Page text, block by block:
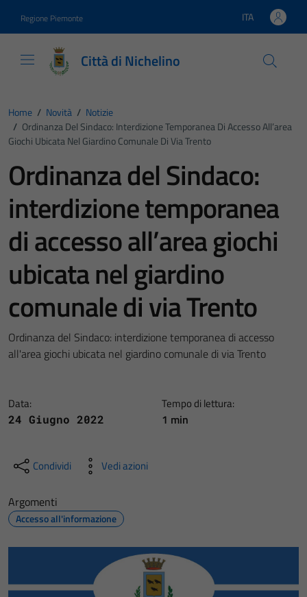
Regione Piemonte Lingua attiva:
ITA
Città di Nichelino
Home / Novità / Notizie
/ Ordinanza Del Sindaco: Interdizione Temporanea Di Accesso All’area
Giochi Ubicata Nel Giardino Comunale Di Via Trento
Ordinanza del Sindaco:
interdizione temporanea
di accesso all’area giochi
ubicata nel giardino
comunale di via Trento
Ordinanza del Sindaco: interdizione temporanea di accesso
all'area giochi ubicata nel giardino comunale di via Trento
Data:
24 Giugno 2022
Tempo di lettura:
1 min
Condividi Vedi azioni
Argomenti
Accesso all'informazione